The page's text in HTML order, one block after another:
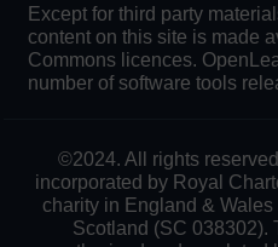
Except for third party
content on this site is made
Commons licences.
number of software tools
©2024. All rights
incorporated by Royal
charity in England &
Scotland (SC 038302).